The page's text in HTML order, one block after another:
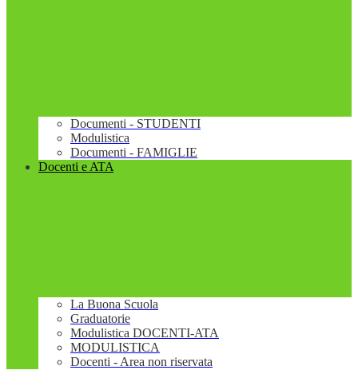
Documenti - STUDENTI
Modulistica
Documenti - FAMIGLIE
Docenti e ATA
La Buona Scuola
Graduatorie
Modulistica DOCENTI-ATA
MODULISTICA
Docenti - Area non riservata